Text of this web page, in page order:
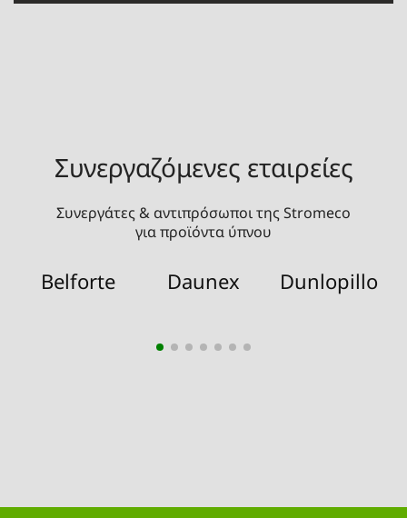
Συνεργαζόμενες εταιρείες
Συνεργάτες & αντιπρόσωποι της Stromeco
για προϊόντα ύπνου
Belforte Daunex Dunlopillo